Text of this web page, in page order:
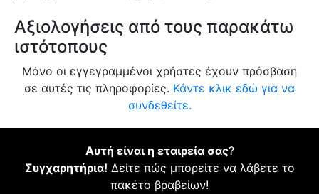
Αξιολογήσεις από τους παρακάτω
ιστότοπους
Μόνο οι εγγεγραμμένοι χρήστες έχουν πρόσβαση
σε αυτές τις πληροφορίες. Κάντε κλικ εδώ για να
συνδεθείτε.
Αυτή είναι η εταιρεία σας?
Συγχαρητήρια! Δείτε πώς μπορείτε να λάβετε το
πακέτο βραβείων!